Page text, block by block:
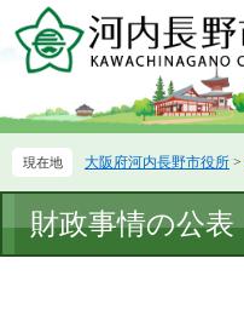
ー
先
す。
ニ
を
し
大阪府河内長野市役所 >
文
財政事情の公表